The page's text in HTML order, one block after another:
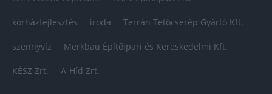
kórházfejlesztés iroda Terrán Tetőcserép Gyártó Kft.
szennyvíz Merkbau Építőipari és Kereskedelmi Kft.
KÉSZ Zrt. A-Híd Zrt.